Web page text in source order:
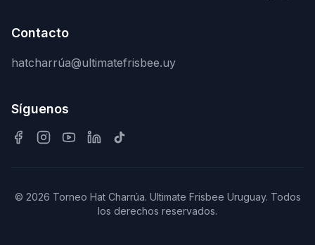
Contacto
hatcharrúa@ultimatefrisbee.uy
Síguenos
© 2026 Torneo Hat Charrúa. Ultimate Frisbee Uruguay. Todos
los derechos reservados.